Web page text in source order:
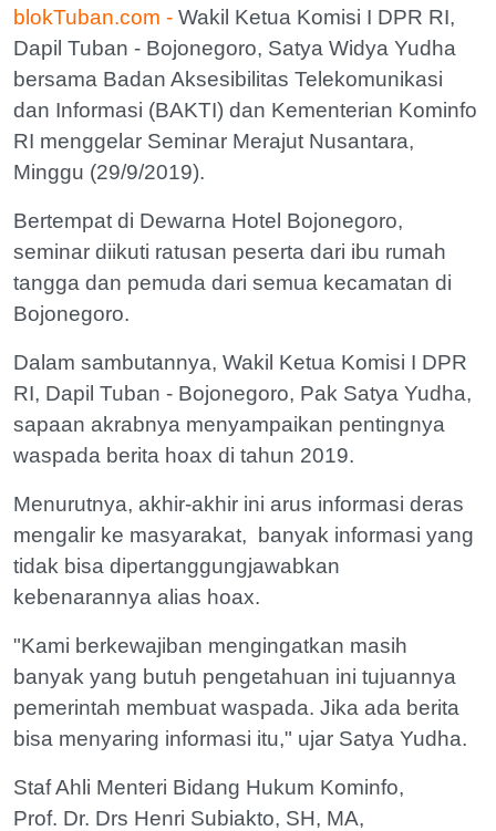
blokTuban.com - Wakil Ketua Komisi I DPR RI,
Dapil Tuban - Bojonegoro, Satya Widya Yudha
bersama Badan Aksesibilitas Telekomunikasi
dan Informasi (BAKTI) dan Kementerian Kominfo
RI menggelar Seminar Merajut Nusantara,
Minggu (29/9/2019).
Bertempat di Dewarna Hotel Bojonegoro,
seminar diikuti ratusan peserta dari ibu rumah
tangga dan pemuda dari semua kecamatan di
Bojonegoro.
Dalam sambutannya, Wakil Ketua Komisi I DPR
RI, Dapil Tuban - Bojonegoro, Pak Satya Yudha,
sapaan akrabnya menyampaikan pentingnya
waspada berita hoax di tahun 2019.
Menurutnya, akhir-akhir ini arus informasi deras
mengalir ke masyarakat, banyak informasi yang
tidak bisa dipertanggungjawabkan
kebenarannya alias hoax.
"Kami berkewajiban mengingatkan masih
banyak yang butuh pengetahuan ini tujuannya
pemerintah membuat waspada. Jika ada berita
bisa menyaring informasi itu," ujar Satya Yudha.
Staf Ahli Menteri Bidang Hukum Kominfo,
Prof. Dr. Drs Henri Subiakto, SH, MA,